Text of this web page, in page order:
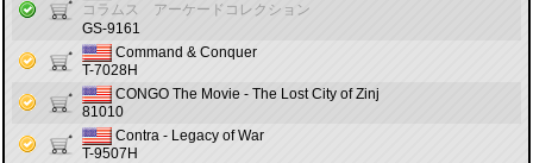
コラムス アーケードコレクション
GS-9161
Command & Conquer
T-7028H
CONGO The Movie - The Lost City of Zinj
81010
Contra - Legacy of War
T-9507H